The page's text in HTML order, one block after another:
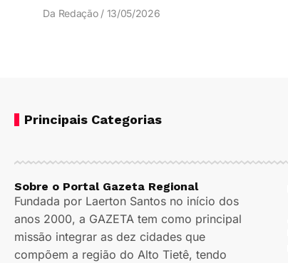
Da Redação 13/05/2026
Principais Categorias
Sobre o Portal Gazeta Regional
Fundada por Laerton Santos no início dos
anos 2000, a GAZETA tem como principal
missão integrar as dez cidades que
compõem a região do Alto Tietê, tendo